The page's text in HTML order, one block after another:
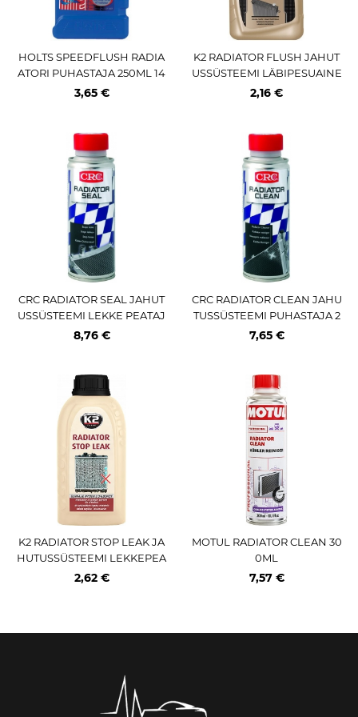
HOLTS SPEEDFLUSH RADIA
ATORI PUHASTAJA 250ML 14
L-LE
3,65 €
K2 RADIATOR FLUSH JAHUT
USSÜSTEEMI LÄBIPESUAINE
400ML
2,16 €
CRC RADIATOR SEAL JAHUT
USSÜSTEEMI LEKKE PEATAJ
A 200ML - 12L
8,76 €
CRC RADIATOR CLEAN JAHU
TUSSÜSTEEMI PUHASTAJA 2
00ML - 12L
7,65 €
K2 RADIATOR STOP LEAK JA
HUTUSSÜSTEEMI LEKKEPEA
TAJA 250ML
2,62 €
MOTUL RADIATOR CLEAN 30
0ML
7,57 €